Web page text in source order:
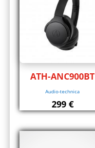
ATH-ANC900BT
Audio-technica
299 €